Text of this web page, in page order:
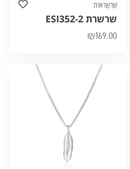
שרשראות
שרשרת ESI352-2
₪169.00